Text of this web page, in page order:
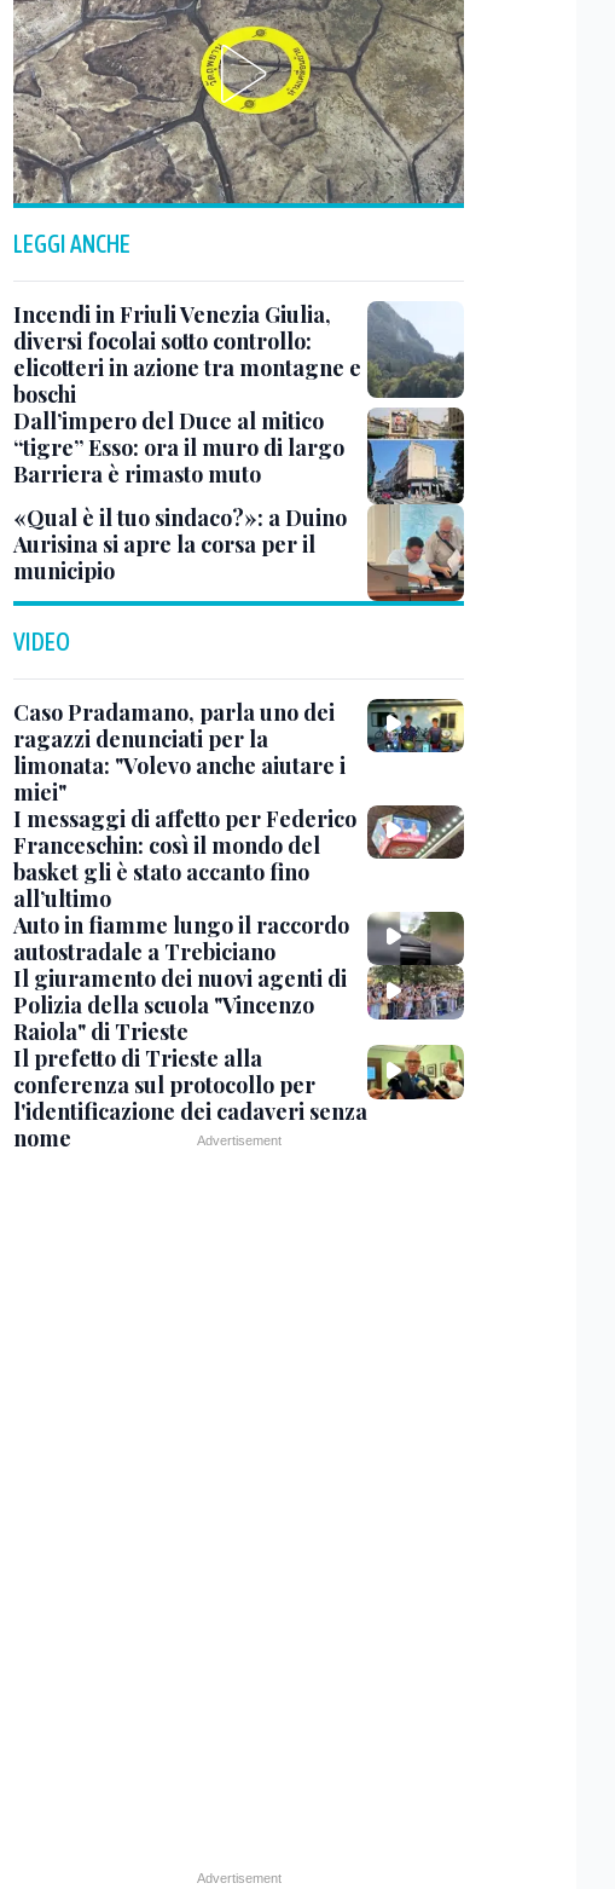
LEGGI ANCHE
Incendi in Friuli Venezia Giulia,
diversi focolai sotto controllo:
elicotteri in azione tra montagne e
boschi
Dall’impero del Duce al mitico
“tigre” Esso: ora il muro di largo
Barriera è rimasto muto
«Qual è il tuo sindaco?»: a Duino
Aurisina si apre la corsa per il
municipio
VIDEO
Caso Pradamano, parla uno dei
ragazzi denunciati per la
limonata: "Volevo anche aiutare i
miei"
I messaggi di affetto per Federico
Franceschin: così il mondo del
basket gli è stato accanto fino
all’ultimo
Auto in fiamme lungo il raccordo
autostradale a Trebiciano
Il giuramento dei nuovi agenti di
Polizia della scuola "Vincenzo
Raiola" di Trieste
Il prefetto di Trieste alla
conferenza sul protocollo per
l'identificazione dei cadaveri senza
nome